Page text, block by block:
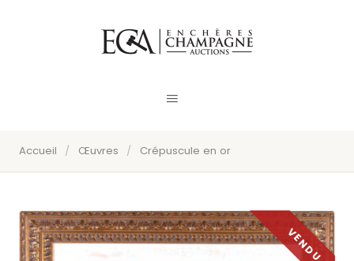
Accueil / Œuvres / Crépuscule en or